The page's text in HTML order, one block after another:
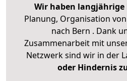
Wir haben langjährige
Planung, Organisation
nach Bern . Dank
Zusammenarbeit mit
Netzwerk sind wir in der
oder Hindernis